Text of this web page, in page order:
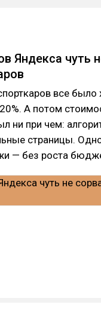
Яндекса чуть
все
А потом
ни при чем:
страницы.
— без роста